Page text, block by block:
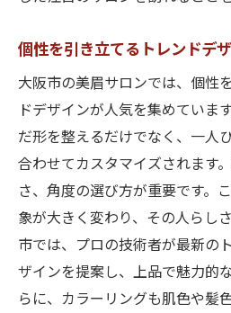
個性を引き立てるトレンドデ
大阪市の美眉サロンでは、個性
ドデザインが人気を集めていま
だ形を整えるだけでなく、一人
合わせてカスタマイズされます
さ、角度の選び方が重要です。
象が大きく変わり、その人らし
市では、プロの技術者が最新の
ザインを提案し、上品で魅力的
らに、カラーリングも肌色や髪